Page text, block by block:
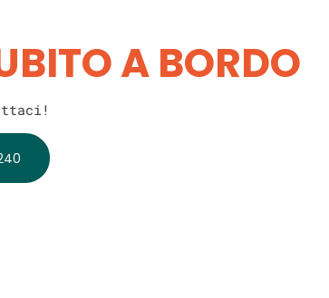
A BORDO